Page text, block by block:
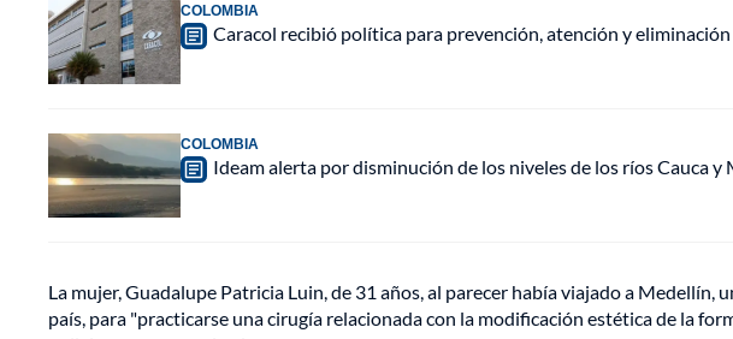
COLOMBIA
Caracol recibió política para prevención, atención y
COLOMBIA
Ideam alerta por disminución de los niveles de los ríos Cauca y
La mujer, Guadalupe Patricia Luin, de 31 años, al parecer había viajado a Medellín,
país, para "practicarse una cirugía relacionada con la modificación estética de la